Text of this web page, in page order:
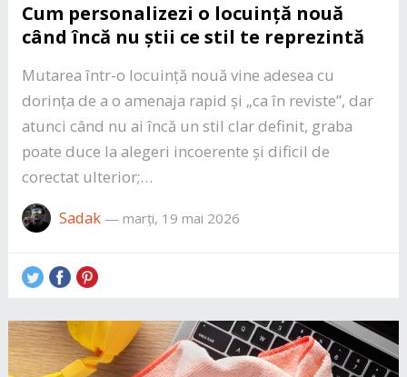
Cum personalizezi o locuință nouă
când încă nu știi ce stil te reprezintă
Mutarea într-o locuință nouă vine adesea cu
dorința de a o amenaja rapid și „ca în reviste”, dar
atunci când nu ai încă un stil clar definit, graba
poate duce la alegeri incoerente și dificil de
corectat ulterior;…
Sadak— marți, 19 mai 2026